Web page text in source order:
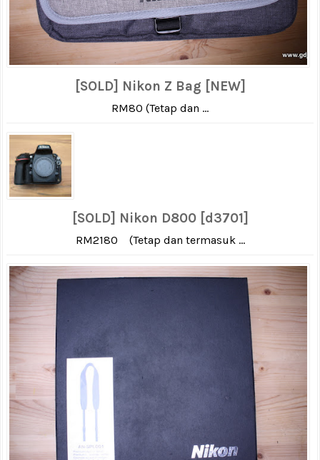
[SOLD] Nikon Z Bag [NEW]
RM80 (Tetap dan ...
[SOLD] Nikon D800 [d3701]
RM2180 (Tetap dan termasuk ...